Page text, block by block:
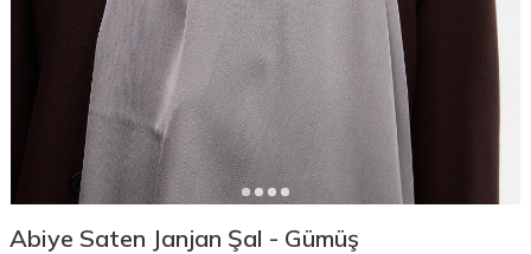
Abiye Saten Janjan Şal - Gümüş